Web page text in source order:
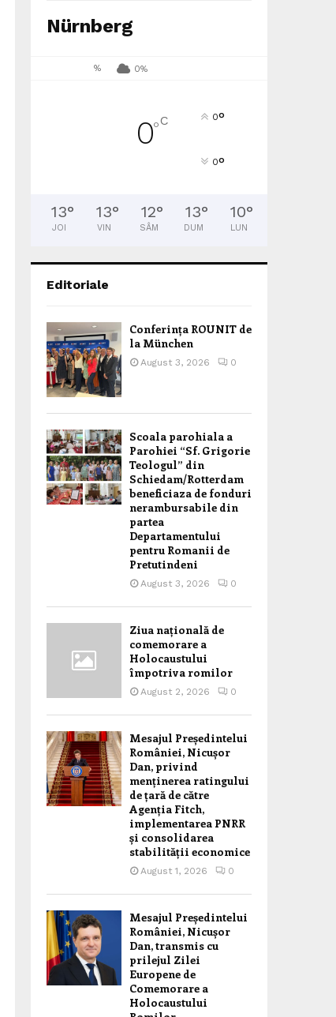
Nürnberg
% 0%
0°C 0°
0°
13°
JOI
13°
VIN
12°
SÂM
13°
DUM
10°
LUN
Editoriale
Conferința ROUNIT de
la München
August 3, 2026 0
Scoala parohiala a
Parohiei “Sf. Grigorie
Teologul” din
Schiedam/Rotterdam
beneficiaza de fonduri
nerambursabile din
partea
Departamentului
pentru Romanii de
Pretutindeni
August 3, 2026 0
Ziua națională de
comemorare a
Holocaustului
împotriva romilor
August 2, 2026 0
Mesajul Președintelui
României, Nicușor
Dan, privind
menținerea ratingului
de țară de către
Agenția Fitch,
implementarea PNRR
și consolidarea
stabilității economice
August 1, 2026 0
Mesajul Președintelui
României, Nicușor
Dan, transmis cu
prilejul Zilei
Europene de
Comemorare a
Holocaustului